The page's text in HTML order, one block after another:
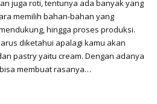
juga roti, tentunya ada banyak yang
memilih bahan-bahan yang
hingga proses produksi.
diketahui apalagi kamu akan
pastry yaitu cream. Dengan adanya
membuat rasanya…